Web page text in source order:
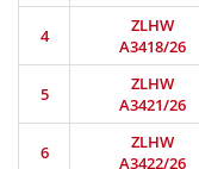
4
ZLHW
A3418/26
5
ZLHW
A3421/26
6
ZLHW
A3422/26